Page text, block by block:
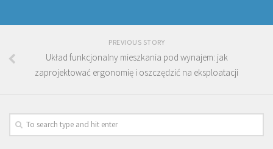
PREVIOUS STORY
Układ funkcjonalny mieszkania pod wynajem: jak
zaprojektować ergonomię i oszczędzić na eksploatacji